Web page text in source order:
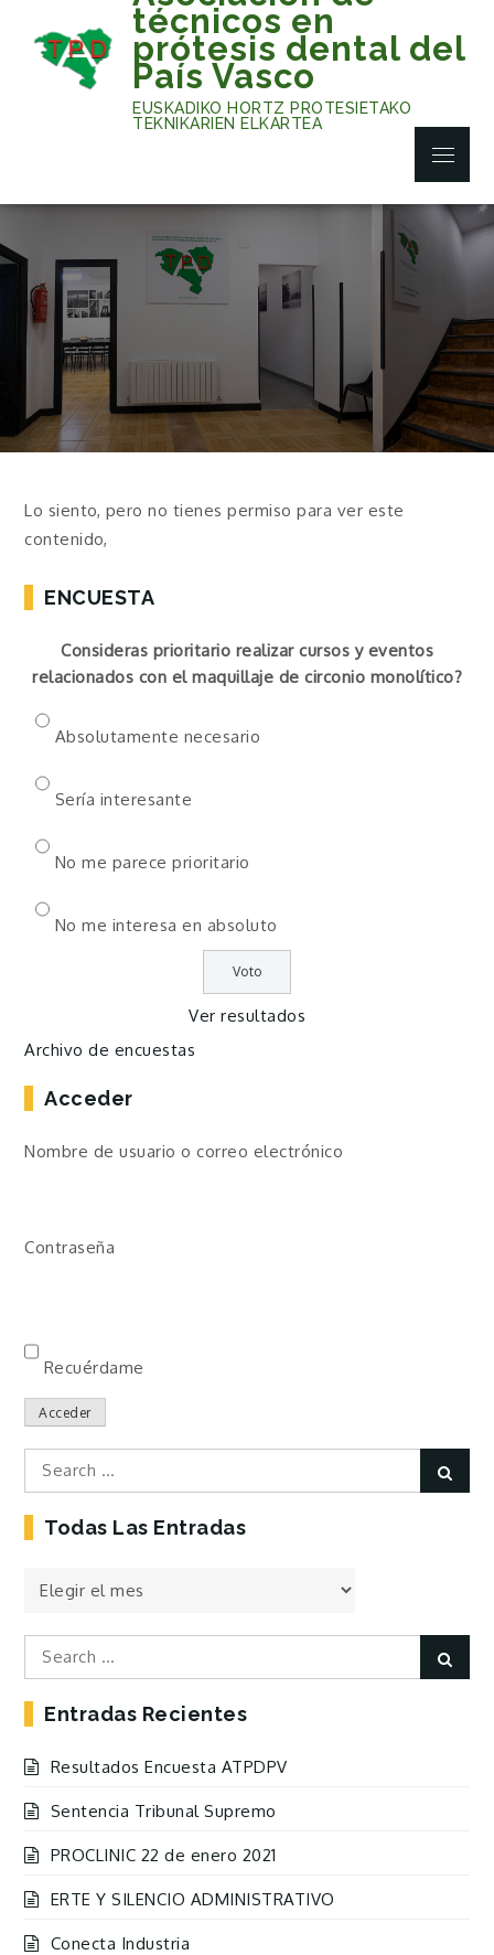
content
técnicos en
prótesis dental del
País Vasco
EUSKADIKO HORTZ PROTESIETAKO
TEKNIKARIEN ELKARTEA
Menu
Lo siento, pero no tienes permiso para ver este
contenido,
ENCUESTA
Consideras prioritario realizar cursos y eventos
relacionados con el maquillaje de circonio monolítico?
Absolutamente necesario
Sería interesante
No me parece prioritario
No me interesa en absoluto
Ver resultados
Archivo de encuestas
Acceder
Nombre de usuario o correo electrónico
Contraseña
Recuérdame
Acceder
Search
for:
Todas Las Entradas
Todas
Entradas
Search
for:
Entradas Recientes
Resultados Encuesta ATPDPV
Sentencia Tribunal Supremo
PROCLINIC 22 de enero 2021
ERTE Y SILENCIO ADMINISTRATIVO
Conecta Industria